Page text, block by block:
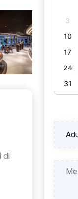
di
3
10
17
24
31